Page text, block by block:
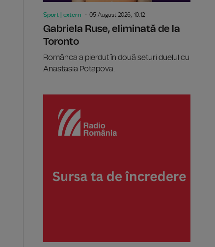
Sport | extern 05 August 2026, 10:12
Gabriela Ruse, eliminată de la
Toronto
Românca a pierdut în două seturi duelul cu
Anastasia Potapova.